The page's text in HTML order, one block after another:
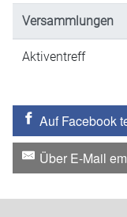
Versammlungen
Aktiventreff
Auf Facebook
Über E-Mail